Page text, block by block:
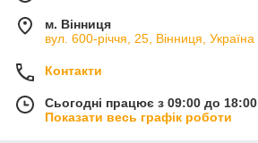
м. Вінниця
вул. 600-річчя, 25, Вінниця, Україна
Контакти
Сьогодні працює з 09:00 до 18:00
Показати весь графік роботи